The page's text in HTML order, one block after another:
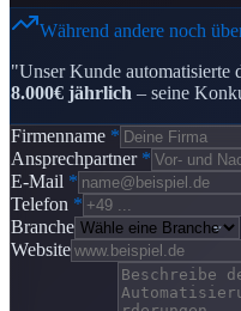
Während andere noch
"Unser Kunde automatisierte
8.000€ jährlich – seine
Firmenname *
Ansprechpartner *
E-Mail *
Telefon *
Branche
Website